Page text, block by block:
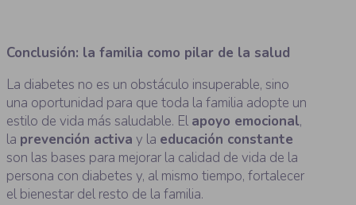
Conclusión: la familia como pilar de la salud
La diabetes no es un obstáculo insuperable, sino
una oportunidad para que toda la familia adopte un
estilo de vida más saludable. El apoyo emocional,
la prevención activa y la educación constante
son las bases para mejorar la calidad de vida de la
persona con diabetes y, al mismo tiempo, fortalecer
el bienestar del resto de la familia.